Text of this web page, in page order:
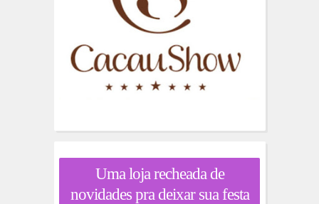
Uma loja recheada de
novidades pra deixar sua festa